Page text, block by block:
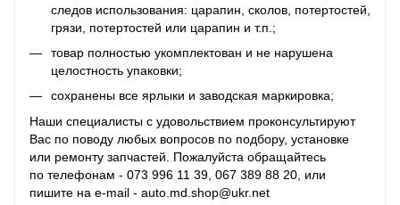
следов использования: царапин, сколов, потертостей,
грязи, потертостей или царапин и т.п.;
товар полностью укомплектован и не нарушена
целостность упаковки;
сохранены все ярлыки и заводская маркировка;
Наши специалисты с удовольствием проконсультируют
Вас по поводу любых вопросов по подбору, установке
или ремонту запчастей. Пожалуйста обращайтесь
по телефонам - 073 996 11 39, 067 389 88 20, или
пишите на e-mail - auto.md.shop@ukr.net